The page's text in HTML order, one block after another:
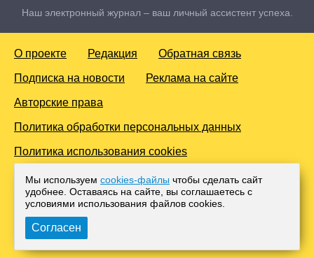
Наш электронный журнал – ваш личный ассистент успеха.
О проекте Редакция Обратная связь
Подписка на новости Реклама на сайте
Авторские права
Политика обработки персональных данных
Политика использования cookies
© 2016-2026 Все права защищены. Для лиц старше 18 лет.
Любое копирование материалов и тиражирование в сети
Интернет, либо печатных изданиях без согласования с
Администрацией проекта, преследуется законом.
Мы используем cookies-файлы чтобы сделать сайт
удобнее. Оставаясь на сайте, вы соглашаетесь с
условиями использования файлов cооkies.
Согласен